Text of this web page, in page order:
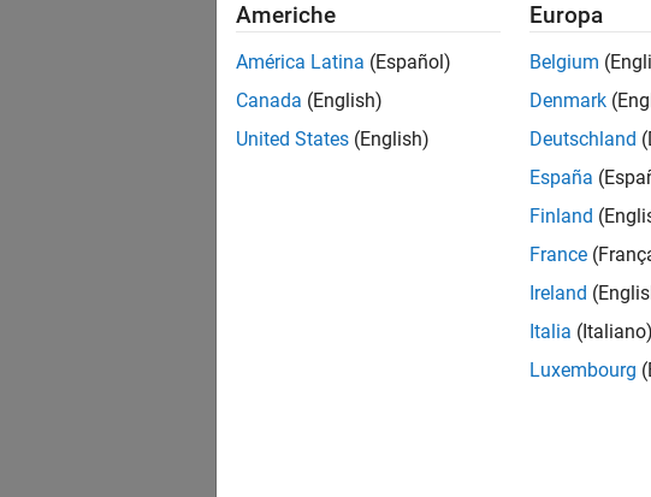
Americhe
América Latina (Español)
Canada (English)
United States (English)
Europa
Belgium
Denmark
Deutschland
España
Finland
France
Ireland
Italia (Italiano)
Luxembourg